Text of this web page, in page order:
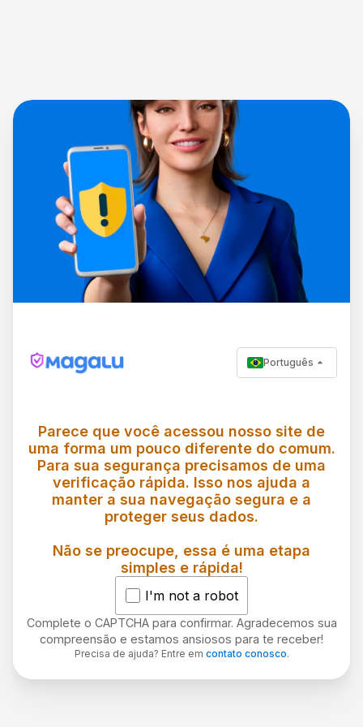
Português
Parece que você acessou nosso site de
uma forma um pouco diferente do comum.
Para sua segurança precisamos de uma
verificação rápida. Isso nos ajuda a
manter a sua navegação segura e a
proteger seus dados.
Não se preocupe, essa é uma etapa
simples e rápida!
I'm not a robot
Complete o CAPTCHA para confirmar. Agradecemos sua
compreensão e estamos ansiosos para te receber!
Precisa de ajuda? Entre em contato conosco.